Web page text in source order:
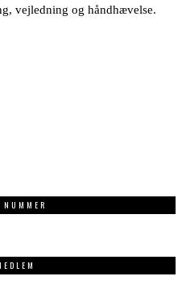
vejledning og håndhævelse.
NUMMER